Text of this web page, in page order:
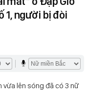
1, người bị đòi
vừa lên sóng đã có 3 nữ